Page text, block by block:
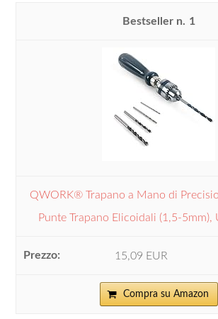
1
QWORK® Trapano a Mano di
Punte Trapano Elicoidali (1,5-5mm),
15,09 EUR
Compra su Amazon